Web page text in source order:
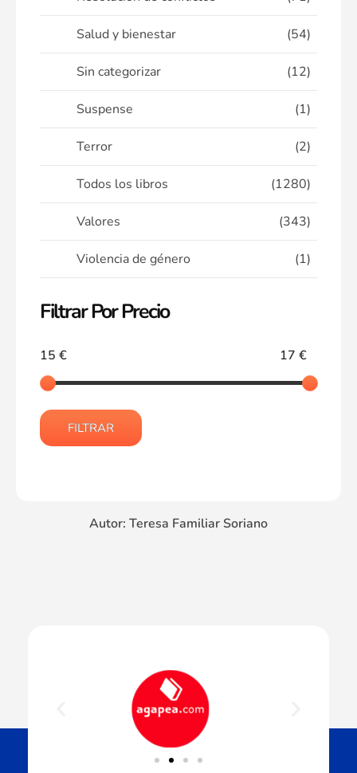
Salud y bienestar (54)
Sin categorizar (12)
Suspense (1)
Terror (2)
Todos los libros (1280)
Valores (343)
Violencia de género (1)
Filtrar Por Precio
15 € 17 €
FILTRAR
Autor: Teresa Familiar Soriano